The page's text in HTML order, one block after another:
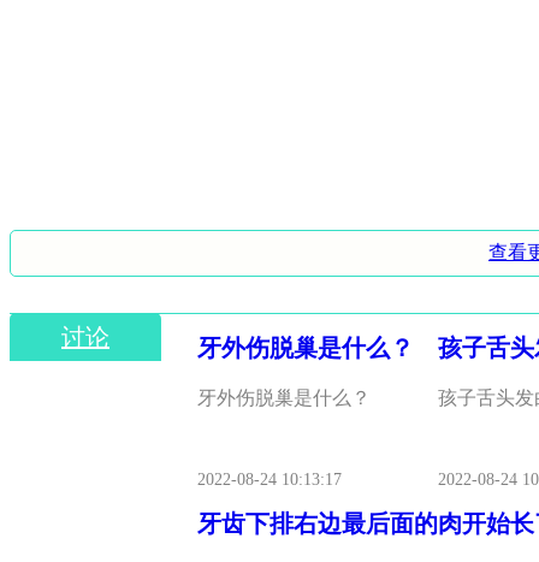
查看
讨论 牙外伤脱巢是什么？
牙外伤脱巢是什么？
2022-08-24 10:13:17
孩子舌
孩子舌头
2022-08-24
牙齿下排右边最后面的肉开始